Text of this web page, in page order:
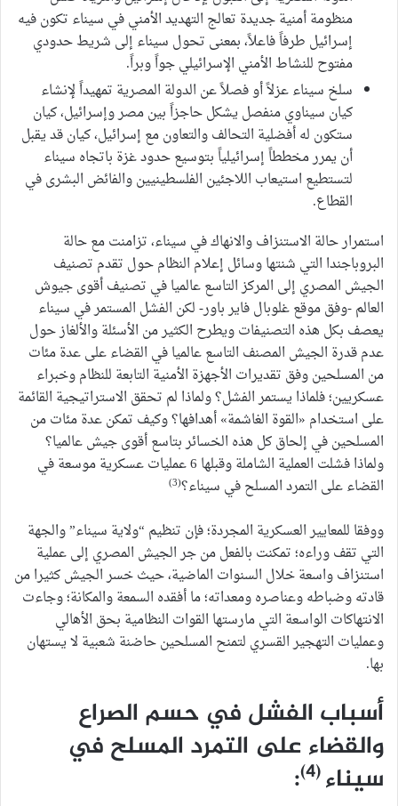
منظومة أمنية جديدة تعالج التهديد الأمني في سيناء تكون فيه
إسرائيل طرفاً فاعلاً، بمعنى تحول سيناء إلى شريط حدودي
مفتوح للنشاط الأمني الإسرائيلي جواً وبراً.
سلخ سيناء عزلاً أو فصلاً عن الدولة المصرية تمهيداً لإنشاء
كيان سيناوي منفصل يشكل حاجزاً بين مصر وإسرائيل، كيان
ستكون له أفضلية التحالف والتعاون مع إسرائيل، كيان قد يقبل
أن يمرر مخططاً إسرائيلياً بتوسيع حدود غزة باتجاه سيناء
لتستطيع استيعاب اللاجئين الفلسطينيين والفائض البشرى في
القطاع.
استمرار حالة الاستنزاف والانهاك في سيناء، تزامنت مع حالة
البروباجندا التي شنتها وسائل إعلام النظام حول تقدم تصنيف
الجيش المصري إلى المركز التاسع عالميا في تصنيف أقوى جيوش
العالم -وفق موقع غلوبال فاير باور- لكن الفشل المستمر في سيناء
يعصف بكل هذه التصنيفات ويطرح الكثير من الأسئلة والألغاز حول
عدم قدرة الجيش المصنف التاسع عالميا في القضاء على عدة مئات
من المسلحين وفق تقديرات الأجهزة الأمنية التابعة للنظام وخبراء
عسكريين؛ فلماذا يستمر الفشل؟ ولماذا لم تحقق الاستراتيجية القائمة
على استخدام «القوة الغاشمة» أهدافها؟ وكيف تمكن عدة مئات من
المسلحين في إلحاق كل هذه الخسائر بتاسع أقوى جيش عالميا؟
ولماذا فشلت العملية الشاملة وقبلها 6 عمليات عسكرية موسعة في
القضاء على التمرد المسلح في سيناء؟(3)
ووفقا للمعايير العسكرية المجردة؛ فإن تنظيم “ولاية سيناء” والجهة
التي تقف وراءه؛ تمكنت بالفعل من جر الجيش المصري إلى عملية
استنزاف واسعة خلال السنوات الماضية، حيث خسر الجيش كثيرا من
قادته وضباطه وعناصره ومعداته؛ ما أفقده السمعة والمكانة؛ وجاءت
الانتهاكات الواسعة التي مارستها القوات النظامية بحق الأهالي
وعمليات التهجير القسري لتمنح المسلحين حاضنة شعبية لا يستهان
بها.
أسباب الفشل في حسم الصراع
والقضاء على التمرد المسلح في
سيناء(4)
: